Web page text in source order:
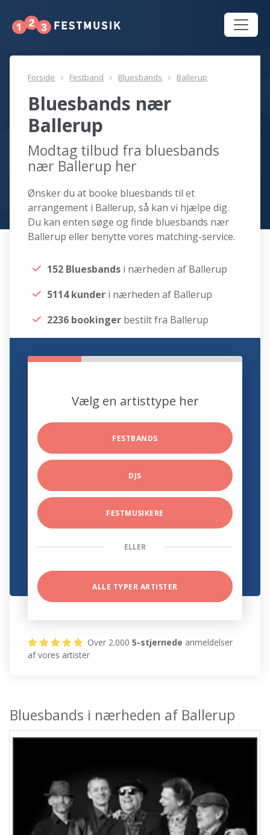
Forside Festband Bluesbands Ballerup
Bluesbands nær
Ballerup
Modtag tilbud fra bluesbands
nær Ballerup her
Ønsker du at booke bluesbands til et
arrangement i Ballerup, så kan vi hjælpe dig.
Du kan enten søge og finde bluesbands nær
Ballerup eller benytte vores matching-service.
152 Bluesbands i nærheden af Ballerup
5114 kunder i nærheden af Ballerup
2236 bookinger bestilt fra Ballerup
Vælg en artisttype her
FESTBANDS
DJS
FESTMUSIKERE
ELLER
ALLE TYPER ARTISTER
Over 2.0005-stjernede anmeldelser
af vores artister
Bluesbands i nærheden af Ballerup